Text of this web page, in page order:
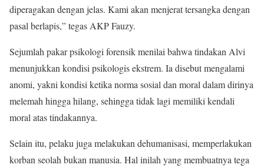
diperagakan dengan jelas. Kami akan menjerat tersangka dengan
pasal berlapis,” tegas AKP Fauzy.
Sejumlah pakar psikologi forensik menilai bahwa tindakan Alvi
menunjukkan kondisi psikologis ekstrem. Ia disebut mengalami
anomi, yakni kondisi ketika norma sosial dan moral dalam dirinya
melemah hingga hilang, sehingga tidak lagi memiliki kendali
moral atas tindakannya.
Selain itu, pelaku juga melakukan dehumanisasi, memperlakukan
korban seolah bukan manusia. Hal inilah yang membuatnya tega